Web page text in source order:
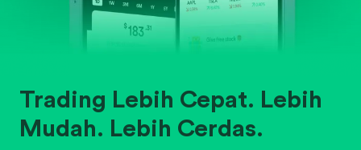
Trading Lebih Cepat. Lebih
Mudah. Lebih Cerdas.